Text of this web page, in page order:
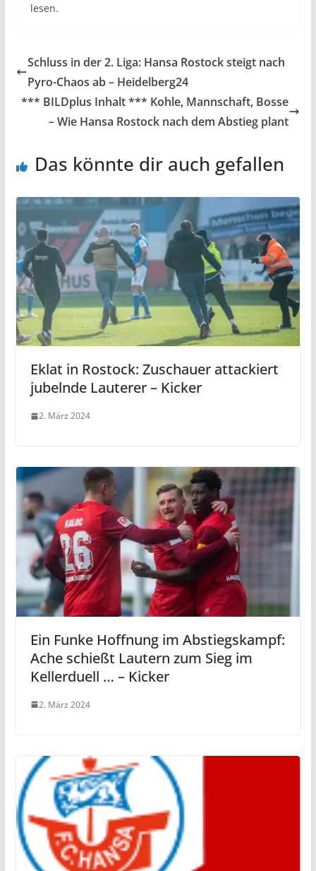
lesen.
Schluss in der 2. Liga: Hansa Rostock steigt nach
Pyro-Chaos ab – Heidelberg24
*** BILDplus Inhalt *** Kohle, Mannschaft, Bosse
– Wie Hansa Rostock nach dem Abstieg plant
Das könnte dir auch gefallen
Eklat in Rostock: Zuschauer attackiert
jubelnde Lauterer – Kicker
2. März 2024
Ein Funke Hoffnung im Abstiegskampf:
Ache schießt Lautern zum Sieg im
Kellerduell … – Kicker
2. März 2024